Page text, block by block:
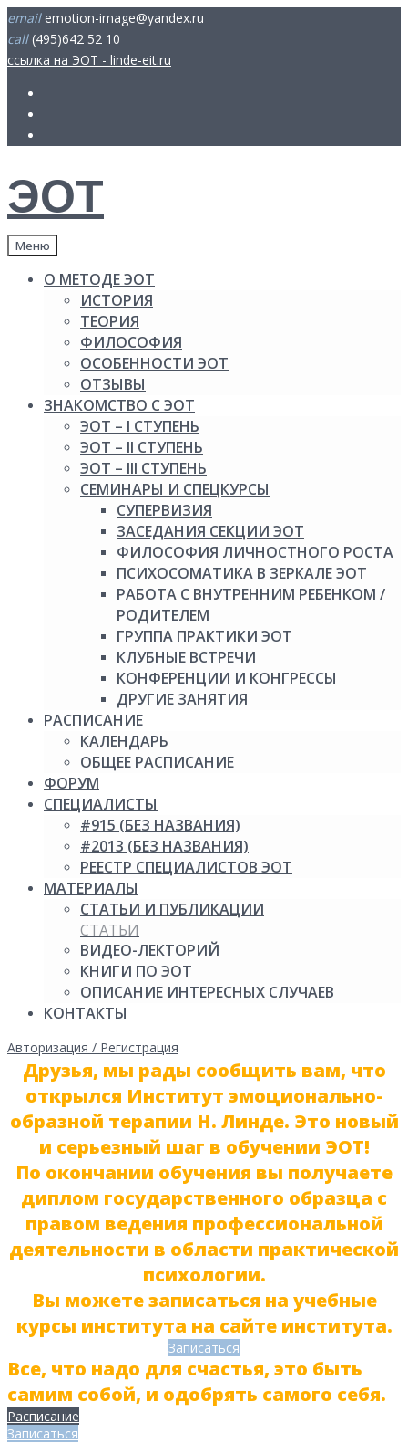
Skip
to
content
emailemotion-image@yandex.ru
call(495)642 52 10
ссылка на ЭОТ - linde-eit.ru
ЭОТ
Меню
О МЕТОДЕ ЭОТ
ИСТОРИЯ
ТЕОРИЯ
ФИЛОСОФИЯ
ОСОБЕННОСТИ ЭОТ
ОТЗЫВЫ
ЗНАКОМСТВО С ЭОТ
ЭОТ – I СТУПЕНЬ
ЭОТ – II СТУПЕНЬ
ЭОТ – III СТУПЕНЬ
СЕМИНАРЫ И СПЕЦКУРСЫ
СУПЕРВИЗИЯ
ЗАСЕДАНИЯ СЕКЦИИ ЭОТ
ФИЛОСОФИЯ ЛИЧНОСТНОГО РОСТА
ПСИХОСОМАТИКА В ЗЕРКАЛЕ ЭОТ
РАБОТА С ВНУТРЕННИМ РЕБЕНКОМ /
РОДИТЕЛЕМ
ГРУППА ПРАКТИКИ ЭОТ
КЛУБНЫЕ ВСТРЕЧИ
КОНФЕРЕНЦИИ И КОНГРЕССЫ
ДРУГИЕ ЗАНЯТИЯ
РАСПИСАНИЕ
КАЛЕНДАРЬ
ОБЩЕЕ РАСПИСАНИЕ
ФОРУМ
СПЕЦИАЛИСТЫ
#915 (БЕЗ НАЗВАНИЯ)
#2013 (БЕЗ НАЗВАНИЯ)
РЕЕСТР СПЕЦИАЛИСТОВ ЭОТ
МАТЕРИАЛЫ
СТАТЬИ И ПУБЛИКАЦИИ
СТАТЬИ
ВИДЕО-ЛЕКТОРИЙ
КНИГИ ПО ЭОТ
ОПИСАНИЕ ИНТЕРЕСНЫХ СЛУЧАЕВ
КОНТАКТЫ
Авторизация / Регистрация
Главная
Друзья, мы рады сообщить вам, что
открылся Институт эмоционально-
образной терапии Н. Линде. Это новый
и серьезный шаг в обучении ЭОТ!
По окончании обучения вы получаете
диплом государственного образца с
правом ведения профессиональной
деятельности в области практической
психологии.
Вы можете записаться на учебные
курсы института на сайте института.
Записаться
Все, что надо для счастья, это быть
самим собой, и одобрять самого себя.
Расписание
Записаться